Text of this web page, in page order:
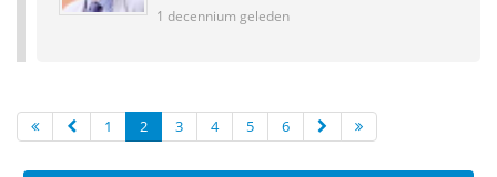
1 decennium geleden
1 2 3 4 5 6